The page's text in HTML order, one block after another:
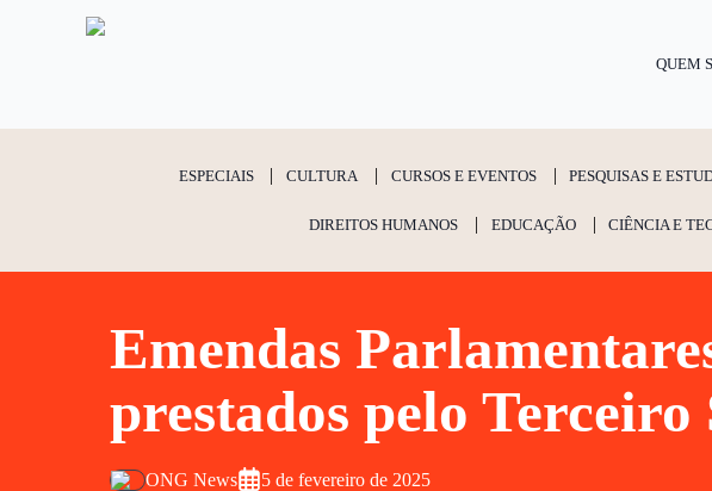
QUEM
ESPECIAIS CULTURA CURSOS E EVENTOS PESQUISAS E
DIREITOS HUMANOS EDUCAÇÃO CIÊNCIA E
Emendas
prestados pelo Terceiro
ONG News 5 de fevereiro de 2025